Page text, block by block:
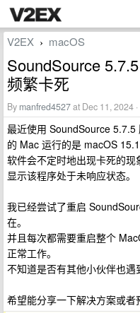
V2EX › macOS
SoundSource
频繁卡死
By manfred4527at Dec 11, 2024
最近使用 SoundSource
的 Mac 运行的是 macOS
软件会不定时地出现卡死的
显示该程序处于未响应状态。
我已经尝试了重启
在。
并且每次都需要重启整个
正常工作。
不知道是否有其他小伙伴也遇
希望能分享一下解决方案或者